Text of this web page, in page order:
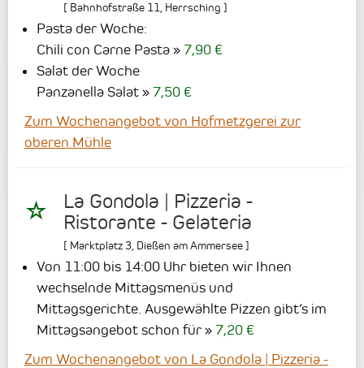
[ Bahnhofstraße 11, Herrsching ]
Pasta der Woche:
Chili con Carne Pasta
7,90 €
Salat der Woche
Panzanella Salat
7,50 €
Zum Wochenangebot von Hofmetzgerei zur
oberen Mühle
La Gondola | Pizzeria -
Ristorante - Gelateria
[ Marktplatz 3 Dießen am Ammersee]
Von 11:00 bis 14:00 Uhr bieten wir Ihnen
wechselnde Mittagsmenüs und
Mittagsgerichte. Ausgewählte Pizzen gibt’s im
Mittagsangebot schon für
7,20 €
Zum Wochenangebot von La Gondola | Pizzeria -